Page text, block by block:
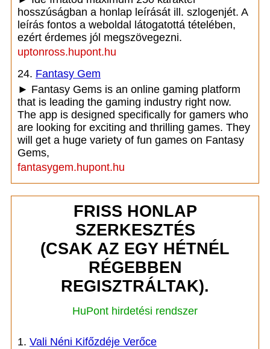
hosszúságban a honlap leírását ill. szlogenjét. A
leírás fontos a weboldal látogatottá tételében,
ezért érdemes jól megszövegezni.
uptonross.hupont.hu
24. Fantasy Gem
► Fantasy Gems is an online gaming platform
that is leading the gaming industry right now.
The app is designed specifically for gamers who
are looking for exciting and thrilling games. They
will get a huge variety of fun games on Fantasy
Gems,
fantasygem.hupont.hu
FRISS HONLAP
SZERKESZTÉS
(CSAK AZ EGY HÉTNÉL
RÉGEBBEN
REGISZTRÁLTAK).
HuPont hirdetési rendszer
1. Vali Néni Kifőzdéje Verőce